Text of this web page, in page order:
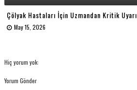
Çölyak Hastaları İçin Uzmandan Kritik Uyarı
May 15, 2026
Hiç yorum yok:
Yorum Gönder